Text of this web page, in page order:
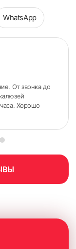
услугами
точные расчеты
но и
образцы
с
WhatsApp
От звонка до
Хорошо